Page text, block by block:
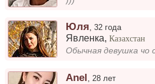
Юля,32 года
Явленка,Казахстан
Обычная девушка чо
Anel 28 лет